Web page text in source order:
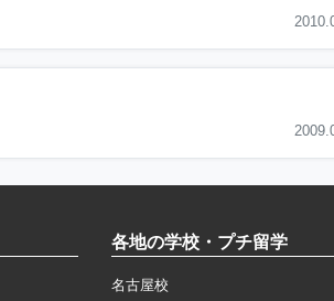
各地の学校・プチ留学
名古屋校